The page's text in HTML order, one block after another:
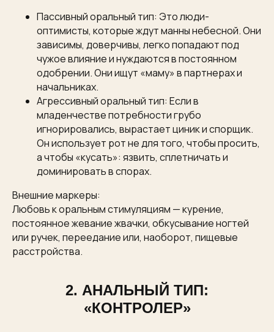
Пассивный оральный тип: Это люди-
оптимисты, которые ждут манны небесной. Они
зависимы, доверчивы, легко попадают под
чужое влияние и нуждаются в постоянном
одобрении. Они ищут «маму» в партнерах и
начальниках.
Агрессивный оральный тип: Если в
младенчестве потребности грубо
игнорировались, вырастает циник и спорщик.
Он использует рот не для того, чтобы просить,
а чтобы «кусать»: язвить, сплетничать и
доминировать в спорах.
Внешние маркеры:
Любовь к оральным стимуляциям — курение,
постоянное жевание жвачки, обкусывание ногтей
или ручек, переедание или, наоборот, пищевые
расстройства.
2. АНАЛЬНЫЙ ТИП:
«КОНТРОЛЕР»